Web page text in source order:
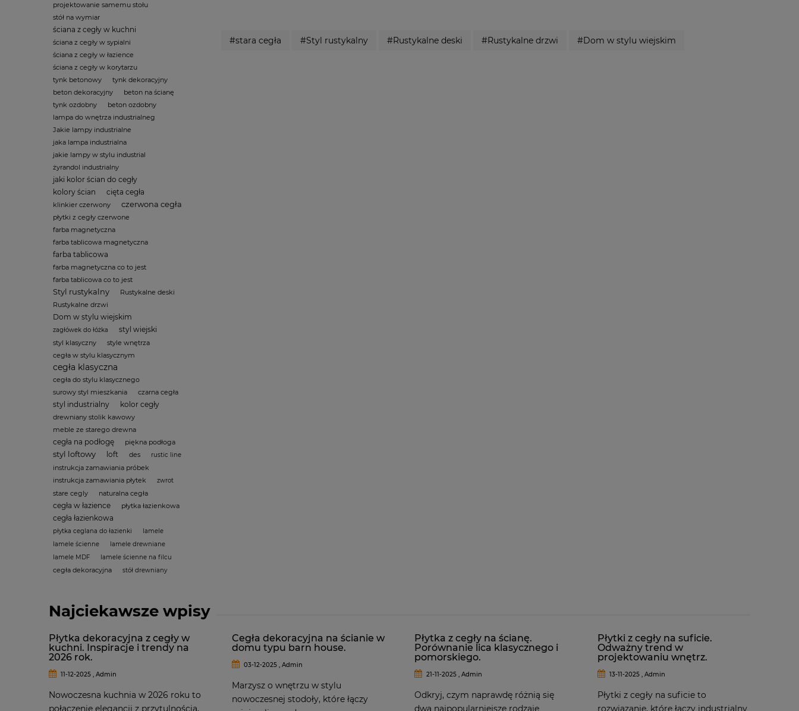
projektowanie samemu stołu
stół na wymiar
ściana z cegły w kuchni
ściana z cegły w sypialni
ściana z cegły w łazience
ściana z cegły w korytarzu
tynk betonowy
tynk dekoracyjny
beton dekoracyjny
beton na ścianę
tynk ozdobny
beton ozdobny
lampa do wnętrza industrialneg
Jakie lampy industrialne
jaka lampa industrialna
jakie lampy w stylu industrial
żyrandol industrialny
jaki kolor ścian do cegły
kolory ścian
cięta cegła
klinkier czerwony czerwona cegła
płytki z cegły czerwone
farba magnetyczna
farba tablicowa magnetyczna
farba tablicowa
farba magnetyczna co to jest
farba tablicowa co to jest
Styl rustykalny
Rustykalne deski
Rustykalne drzwi
Dom w stylu wiejskim
zagłówek do łóżka styl wiejski
styl klasyczny
style wnętrza
cegła w stylu klasycznym
cegła klasyczna
cegła do stylu klasycznego
surowy styl mieszkania
czarna cegła
styl industrialny kolor cegły
drewniany stolik kawowy
meble ze starego drewna
cegła na podłogę piękna podłoga
styl loftowy loft des rustic line
instrukcja zamawiania próbek
instrukcja zamawiania płytek
zwrot
stare cegly naturalna cegła
cegła w łazience płytka łazienkowa
cegła łazienkowa
płytka ceglana do łazienki
lamele
lamele ścienne
lamele drewniane
lamele MDF
lamele ścienne na filcu
cegła dekoracyjna stół drewniany
#stara cegła #Styl rustykalny #Rustykalne deski #Rustykalne drzwi #Dom w stylu wiejskim
Najciekawsze wpisy
Płytka dekoracyjna z cegły w
kuchni. Inspiracje i trendy na
2026 rok.
11-12-2025 , Admin
Nowoczesna kuchnia w 2026 roku to
połączenie elegancji z przytulnością,
Cegła dekoracyjna na ścianie w
domu typu barn house.
03-12-2025 , Admin
Marzysz o wnętrzu w stylu
nowoczesnej stodoły, które łączy
Płytka z cegły na ścianę.
Porównanie lica klasycznego i
pomorskiego.
21-11-2025 , Admin
Odkryj, czym naprawdę różnią się
dwa najpopularniejsze rodzaje
Płytki z cegły na suficie.
Odważny trend w
projektowaniu wnętrz.
13-11-2025 , Admin
Płytki z cegły na suficie to
rozwiązanie, które łączy industrialny